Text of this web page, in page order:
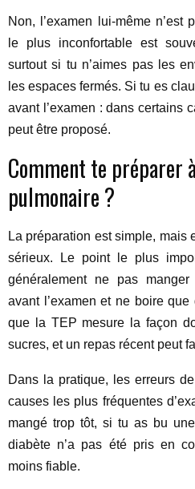
Non, l’examen lui-même n’est
le plus inconfortable est
surtout si tu n’aimes pas les
les espaces fermés. Si tu es
avant l’examen : dans certains
peut être proposé.
Comment te préparer
pulmonaire ?
La préparation est simple, mais
sérieux. Le point le plus
généralement ne pas
avant l’examen et ne boire
que la TEP mesure la façon
sucres, et un repas récent peut
Dans la pratique, les erreurs
causes les plus fréquentes
mangé trop tôt, si tu as bu
diabète n’a pas été pris en
moins fiable.